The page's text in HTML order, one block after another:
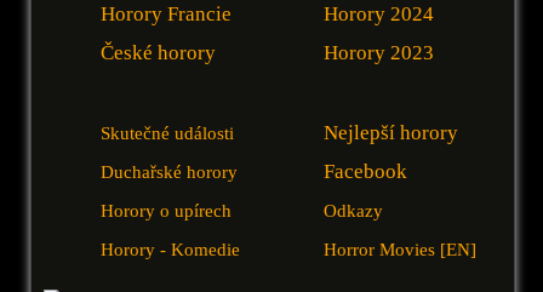
Horory Francie
České horory
Horory 2024
Horory 2023
Skutečné události
Duchařské horory
Horory o upírech
Horory - Komedie
Nejlepší horory
Facebook
Odkazy
Horror Movies [EN]